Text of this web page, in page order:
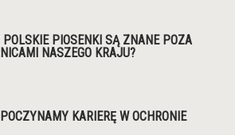
POLSKIE PIOSENKI SĄ ZNANE POZA
NASZEGO KRAJU?
KARIERĘ W OCHRONIE